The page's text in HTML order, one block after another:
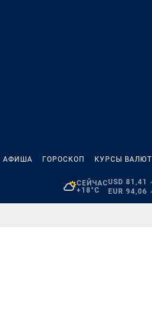
АФИША ГОРОСКОП КУРСЫ ВАЛЮТ
СЕЙЧАС
+18°C
USD 81,41
EUR 94,06